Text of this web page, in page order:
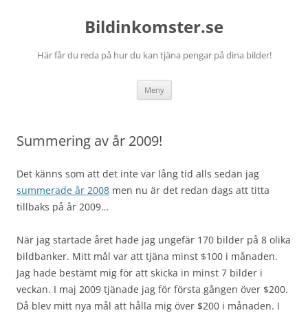
Bildinkomster.se
Här får du reda på hur du kan tjäna pengar på dina bilder!
Meny Hoppa
innehåll
Summering av år 2009!
Det känns som att det inte var lång tid alls sedan jag
summerade år 2008 men nu är det redan dags att titta
tillbaks på år 2009…
När jag startade året hade jag ungefär 170 bilder på 8 olika
bildbanker. Mitt mål var att tjäna minst $100 i månaden.
Jag hade bestämt mig för att skicka in minst 7 bilder i
veckan. I maj 2009 tjänade jag för första gången över $200.
Då blev mitt nya mål att hålla mig över $200 i månaden. I